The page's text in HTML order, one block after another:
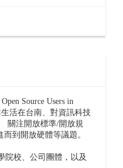
Source Users in
生活在台南、對資訊科技
關注開放標準/開放規
到開放硬體等議題。
院校、公司團體，以及